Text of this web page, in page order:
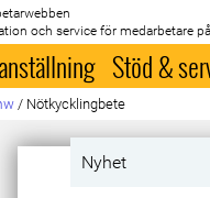
och service för medarbetare
Stöd &
/ Nötkycklingbete
Nyhet